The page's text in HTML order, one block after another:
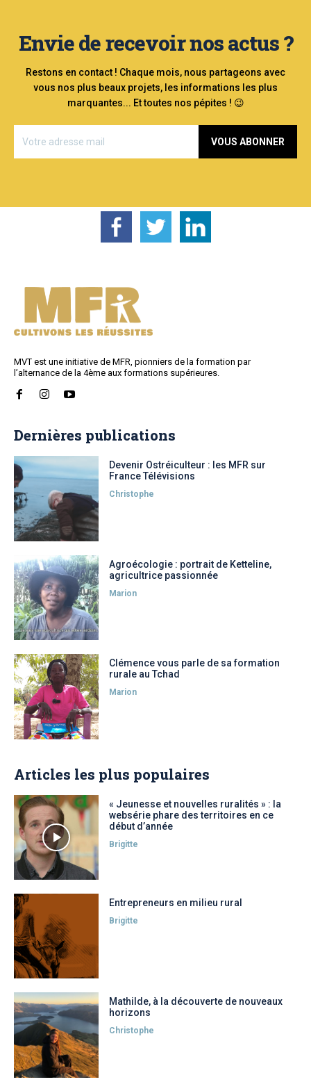
Envie de recevoir nos actus ?
Restons en contact ! Chaque mois, nous partageons avec
vous nos plus beaux projets, les informations les plus
marquantes... Et toutes nos pépites ! 😉
VOUS ABONNER
MVT est une initiative de MFR, pionniers de la formation par
l’alternance de la 4ème aux formations supérieures.
Dernières publications
Devenir Ostréiculteur : les MFR sur
France Télévisions
Christophe
Agroécologie : portrait de Ketteline,
agricultrice passionnée
Marion
Clémence vous parle de sa formation
rurale au Tchad
Marion
Articles les plus populaires
« Jeunesse et nouvelles ruralités » : la
websérie phare des territoires en ce
début d’année
Brigitte
Entrepreneurs en milieu rural
Brigitte
Mathilde, à la découverte de nouveaux
horizons
Christophe